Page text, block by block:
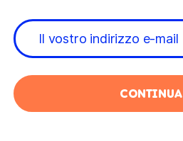
CONTINUA